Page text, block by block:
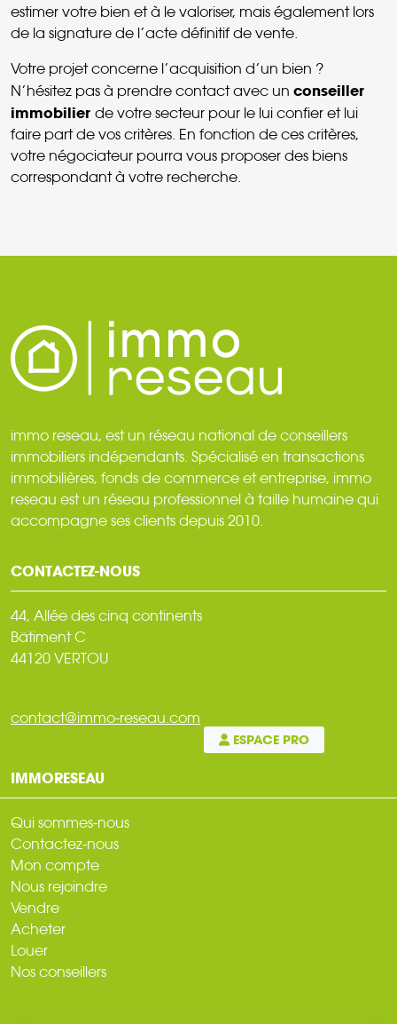
estimer votre bien et à le valoriser, mais également lors
de la signature de l’acte définitif de vente.
Votre projet concerne l’acquisition d’un bien ?
N’hésitez pas à prendre contact avec un conseiller
immobilier de votre secteur pour le lui confier et lui
faire part de vos critères. En fonction de ces critères,
votre négociateur pourra vous proposer des biens
correspondant à votre recherche.
immo reseau, est un réseau national de conseillers
immobiliers indépendants. Spécialisé en transactions
immobilières, fonds de commerce et entreprise, immo
reseau est un réseau professionnel à taille humaine qui
accompagne ses clients depuis 2010.
CONTACTEZ-NOUS
44, Allée des cinq continents
Bâtiment C
44120 VERTOU
contact@immo-reseau.com
ESPACE PRO
IMMORESEAU
Qui sommes-nous
Contactez-nous
Mon compte
Nous rejoindre
Vendre
Acheter
Louer
Nos conseillers